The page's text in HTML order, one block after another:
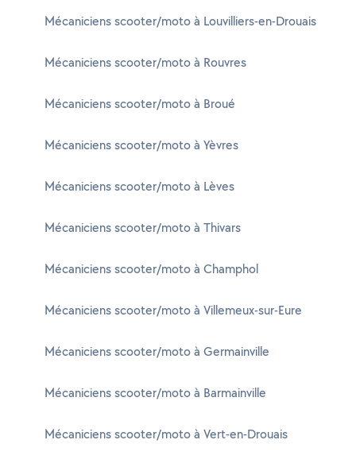
Mécaniciens scooter/moto à Louvilliers-en-Drouais
Mécaniciens scooter/moto à Rouvres
Mécaniciens scooter/moto à Broué
Mécaniciens scooter/moto à Yèvres
Mécaniciens scooter/moto à Lèves
Mécaniciens scooter/moto à Thivars
Mécaniciens scooter/moto à Champhol
Mécaniciens scooter/moto à Villemeux-sur-Eure
Mécaniciens scooter/moto à Germainville
Mécaniciens scooter/moto à Barmainville
Mécaniciens scooter/moto à Vert-en-Drouais